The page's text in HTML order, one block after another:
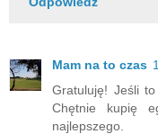
Mam na to czas
Gratuluję! Jeśli
Chętnie kupię
najlepszego.